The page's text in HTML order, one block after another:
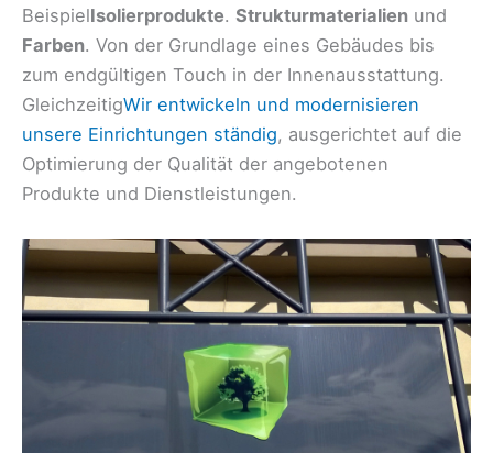
BeispielIsolierprodukte. Strukturmaterialien und
Farben. Von der Grundlage eines Gebäudes bis
zum endgültigen Touch in der Innenausstattung.
GleichzeitigWir entwickeln und modernisieren
unsere Einrichtungen ständig, ausgerichtet auf die
Optimierung der Qualität der angebotenen
Produkte und Dienstleistungen.